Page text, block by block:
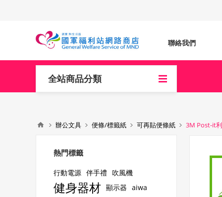
聯絡我們
全站商品分類
辦公文具 便條/標籤紙 可再貼便條紙 3M Post-it
熱門標籤
行動電源 伴手禮 吹風機
健身器材 顯示器 aiwa